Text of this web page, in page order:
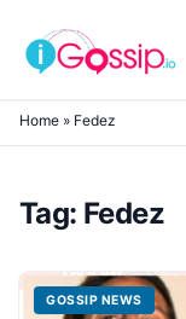
Skip to content
Home » Fedez
Tag: Fedez
GOSSIP NEWS